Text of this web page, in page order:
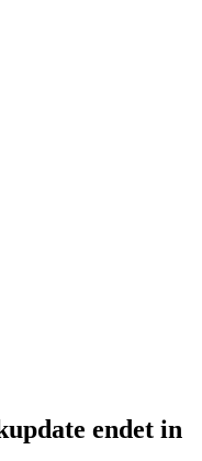
endet in